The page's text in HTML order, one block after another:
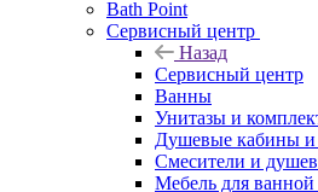
Bath Point
Сервисный центр
Назад
Сервисный центр
Ванны
Унитазы и
Душевые кабины и
Смесители и
Мебель для